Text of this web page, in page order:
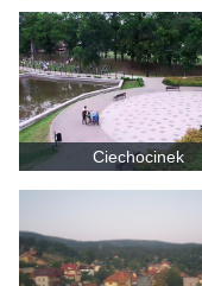
Ciechocinek